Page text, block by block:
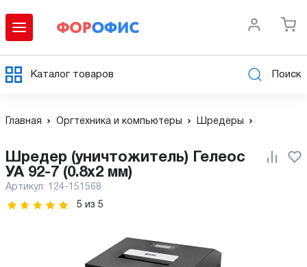
Каталог товаров Поиск
Главная Оргтехника и компьютеры Шредеры
Шредер (уничтожитель) Гелеос
УА 92-7 (0.8х2 мм)
Артикул: 124-151568
5 из 5